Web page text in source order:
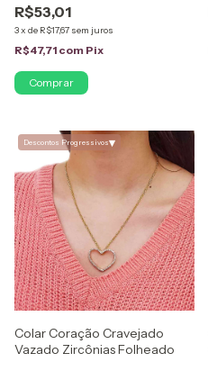
Ouro 18K
R$53,01
3x de R$17,67 sem juros
R$47,71 com Pix
Descontos Progressivos▾
Colar Coração Cravejado
Vazado Zircônias Folheado